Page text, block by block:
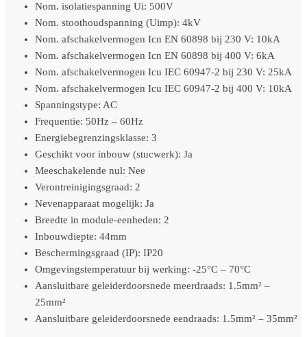
Nom. isolatiespanning Ui: 500V
Nom. stoothoudspanning (Uimp): 4kV
Nom. afschakelvermogen Icn EN 60898 bij 230 V: 10kA
Nom. afschakelvermogen Icn EN 60898 bij 400 V: 6kA
Nom. afschakelvermogen Icu IEC 60947-2 bij 230 V: 25kA
Nom. afschakelvermogen Icu IEC 60947-2 bij 400 V: 10kA
Spanningstype: AC
Frequentie: 50Hz – 60Hz
Energiebegrenzingsklasse: 3
Geschikt voor inbouw (stucwerk): Ja
Meeschakelende nul: Nee
Verontreinigingsgraad: 2
Nevenapparaat mogelijk: Ja
Breedte in module-eenheden: 2
Inbouwdiepte: 44mm
Beschermingsgraad (IP): IP20
Omgevingstemperatuur bij werking: -25°C – 70°C
Aansluitbare geleiderdoorsnede meerdraads: 1.5mm² –
25mm²
Aansluitbare geleiderdoorsnede eendraads: 1.5mm² – 35mm²